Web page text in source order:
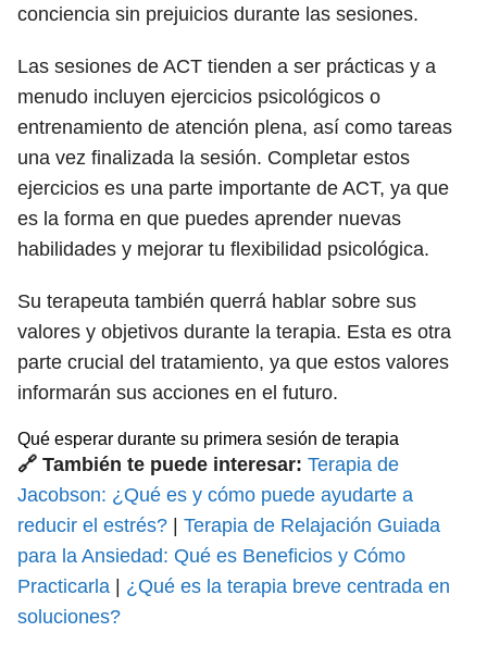
conciencia sin prejuicios durante las sesiones.
Las sesiones de ACT tienden a ser prácticas y a
menudo incluyen ejercicios psicológicos o
entrenamiento de atención plena, así como tareas
una vez finalizada la sesión. Completar estos
ejercicios es una parte importante de ACT, ya que
es la forma en que puedes aprender nuevas
habilidades y mejorar tu flexibilidad psicológica.
Su terapeuta también querrá hablar sobre sus
valores y objetivos durante la terapia. Esta es otra
parte crucial del tratamiento, ya que estos valores
informarán sus acciones en el futuro.
Qué esperar durante su primera sesión de terapia
🔗 También te puede interesar: Terapia de
Jacobson: ¿Qué es y cómo puede ayudarte a
reducir el estrés?
Terapia de Relajación Guiada
para la Ansiedad: Qué es Beneficios y Cómo
Practicarla
¿Qué es la terapia breve centrada en
soluciones?